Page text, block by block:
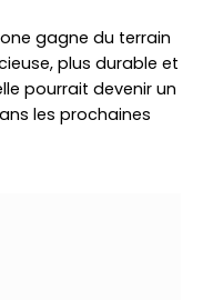
gagne du terrain
plus durable et
pourrait devenir un
les prochaines